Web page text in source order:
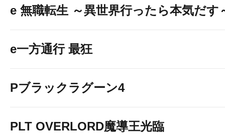
e 無職転生 ～異世界行ったら本気だす
e一方通行 最狂
Pブラックラグーン4
PLT OVERLORD魔導王光臨